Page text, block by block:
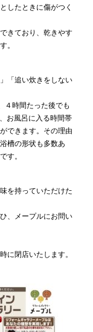
したときに傷がつく
きており、乾きやす
。
「追い炊きをしない
４時間たった後でも
お風呂に入る時間帯
できます。その理由
槽の形状も多数あ
す。
を持っていただけた
、メープルにお問い
に閉店いたします。